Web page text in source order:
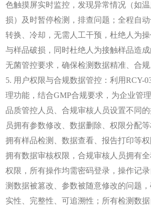
色触摸屏实时监控，发现异常情况（如
损）及时暂停检测，排查问题；全程自
转换、冷却，无需人工干预，杜绝人为
与样品破损，同时杜绝人为接触样品造
无菌管控要求，确保检测数据精准、合规
5. 用户权限与合规数据管控：利用RCY-
理功能，结合GMP合规要求，为企业管
品质管控人员、合规审核人员设置不同
员拥有参数修改、数据删除、权限分配
拥有样品检测、数据查看、报告打印等
拥有数据审核权限，合规审核人员拥有
权限，所有操作均需密码登录，操作记
测数据被篡改、参数被随意修改的问题
实性、完整性、可追溯性；所有检测数